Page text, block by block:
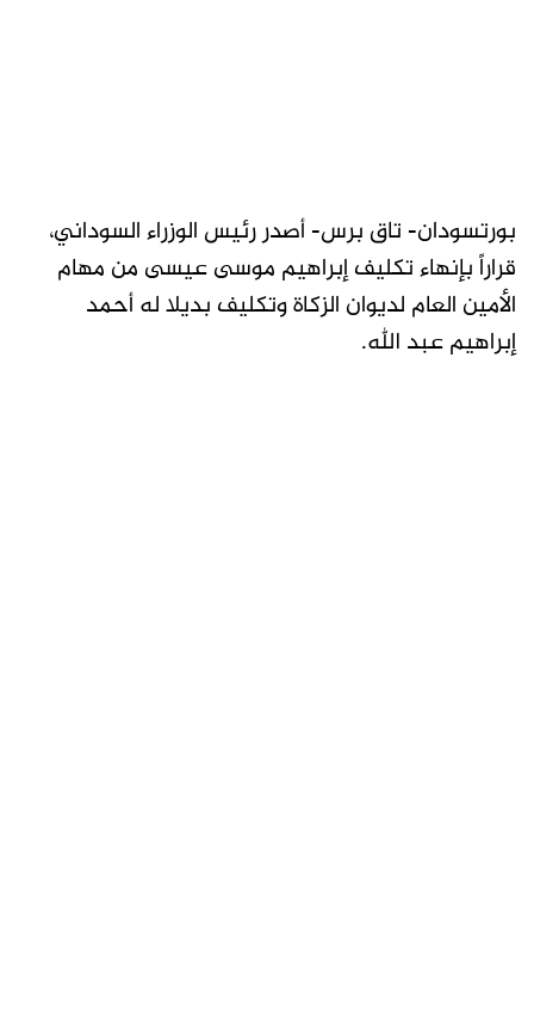
بورتسودان- تاق برس- أصدر رئيس الوزراء السوداني،
قراراً بإنهاء تكليف إبراهيم موسى عيسى من مهام
الأمين العام لديوان الزكاة وتكليف بديلا له أحمد
إبراهيم عبد الله.